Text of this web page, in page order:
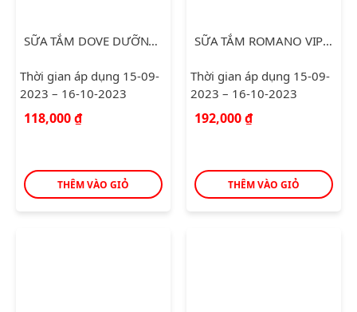
SỮA TẮM DOVE DƯỠNG Ẩm DỊU MÁT 530G
Thời gian áp dụng 15-09-
2023 – 16-10-2023
118,000₫
THÊM VÀO GIỎ
SỮA TẮM ROMANO VIP VISION 650G
Thời gian áp dụng 15-09-
2023 – 16-10-2023
192,000₫
THÊM VÀO GIỎ